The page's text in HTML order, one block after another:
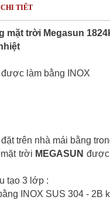
TIẾT
trời Megasun
làm bằng INOX
trên nhà mái bằng
trời MEGASUN được
tạo 3 lớp :
INOX SUS 304 - 2B